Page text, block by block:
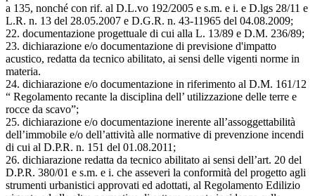
a 135, nonché con rif. al D.L.vo 192/2005 e s.m. e i. e D.lgs 28/11 e
L.R. n. 13 del 28.05.2007 e D.G.R. n. 43-11965 del 04.08.2009;
22. documentazione progettuale di cui alla L. 13/89 e D.M. 236/89;
23. dichiarazione e/o documentazione di previsione d'impatto
acustico, redatta da tecnico abilitato, ai sensi delle vigenti norme in
materia.
24. dichiarazione e/o documentazione in riferimento al D.M. 161/12
“ Regolamento recante la disciplina dell’ utilizzazione delle terre e
rocce da scavo”;
25. dichiarazione e/o documentazione inerente all’assoggettabilità
dell’immobile e/o dell’attività alle normative di prevenzione incendi
di cui al D.P.R. n. 151 del 01.08.2011;
26. dichiarazione redatta da tecnico abilitato ai sensi dell’art. 20 del
D.P.R. 380/01 e s.m. e i. che asseveri la conformità del progetto agli
strumenti urbanistici approvati ed adottati, al Regolamento Edilizio